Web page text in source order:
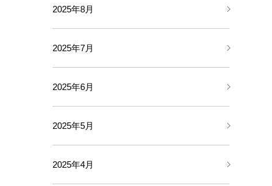
2025年8月
2025年7月
2025年6月
2025年5月
2025年4月